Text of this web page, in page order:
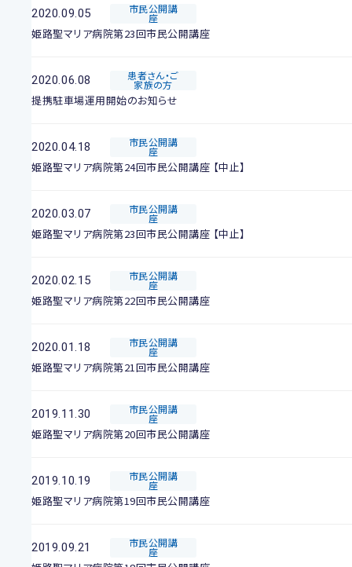
2020.09.05 市民公開講
座
姫路聖マリア病院第23回市民公開講座
2020.06.08 患者さん・ご
家族の方
提携駐車場運用開始のお知らせ
2020.04.18 市民公開講
座
姫路聖マリア病院第24回市民公開講座 【中止】
2020.03.07 市民公開講
座
姫路聖マリア病院第23回市民公開講座 【中止】
2020.02.15 市民公開講
座
姫路聖マリア病院第22回市民公開講座
2020.01.18 市民公開講
座
姫路聖マリア病院第21回市民公開講座
2019.11.30 市民公開講
座
姫路聖マリア病院第20回市民公開講座
2019.10.19 市民公開講
座
姫路聖マリア病院第19回市民公開講座
2019.09.21 市民公開講
座